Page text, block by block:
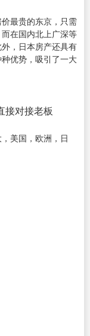
最贵的东京，只需
在国内北上广深等
，日本房产还具有
优势，吸引了一大
接对接老板
美国，欧洲，日